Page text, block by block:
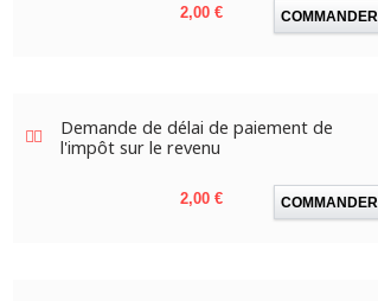
Prix
2,00 € COMMANDER
Demande de délai de paiement de
l'impôt sur le revenu
Prix
2,00 € COMMANDER